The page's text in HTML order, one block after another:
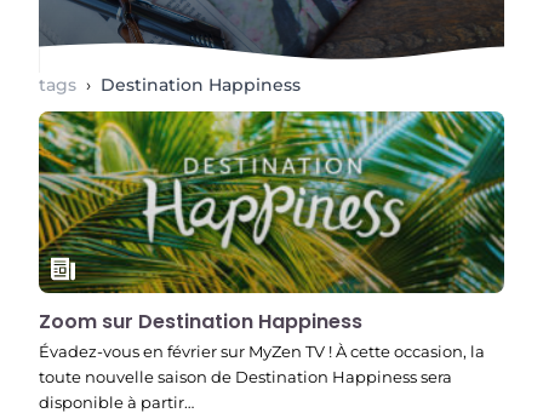
tags › Destination Happiness
Zoom sur Destination Happiness
Évadez-vous en février sur MyZen TV ! À cette occasion, la
toute nouvelle saison de Destination Happiness sera
disponible à partir…